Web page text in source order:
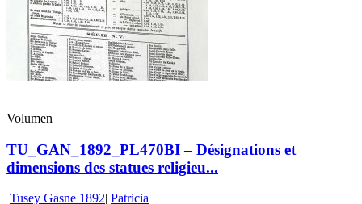
Volumen
TU_GAN_1892_PL470BI – Désignations et
dimensions des statues religieu...
Tusey Gasne 1892| Patricia